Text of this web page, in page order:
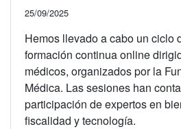
25/09/2025
Hemos llevado a cabo un ciclo
formación continua online
médicos, organizados por la
Médica. Las sesiones han
participación de expertos en
fiscalidad y tecnología.